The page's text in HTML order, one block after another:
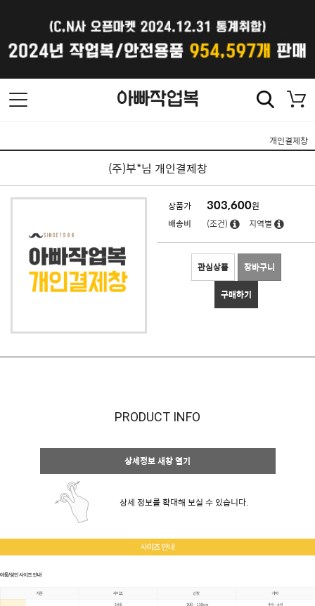
개인결제창
(주)부*님 개인결제창
상품가 303,600원
배송비
(조건) 지역별
관심상품 장바구니
구매하기
PRODUCT INFO
상세정보 새창 열기
상세 정보를 확대해 보실 수 있습니다.